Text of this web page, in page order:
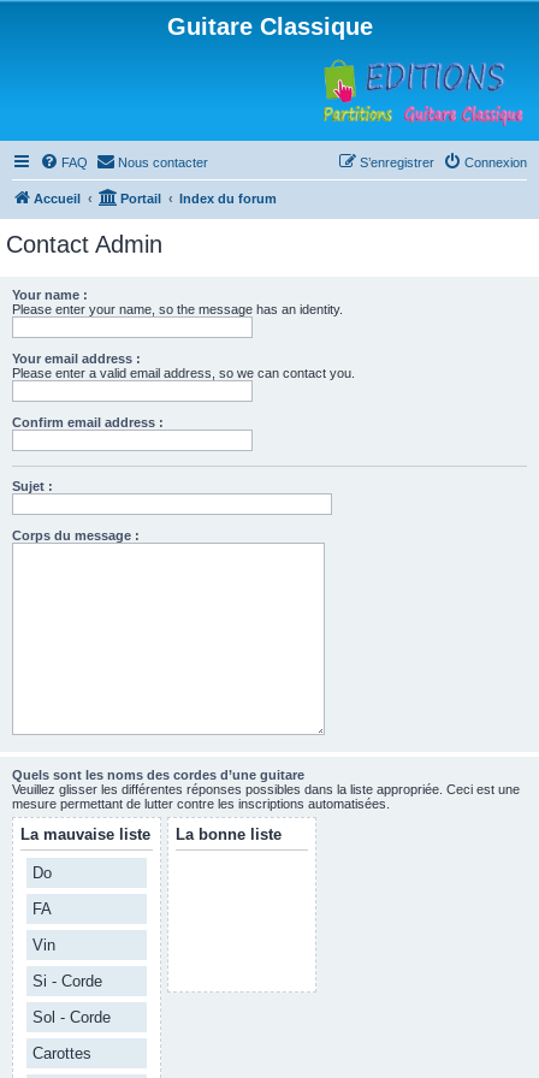
Guitare Classique
FAQ Nous contacter Connexion
S’enregistrer
Accueil Portail Index du forum
Contact Admin
Your name :
Please enter your name, so the message has an identity.
Your email address :
Please enter a valid email address, so we can contact you.
Confirm email address :
Sujet :
Corps du message :
Quels sont les noms des cordes d’une guitare
Veuillez glisser les différentes réponses possibles dans la liste appropriée. Ceci est une
mesure permettant de lutter contre les inscriptions automatisées.
La mauvaise liste
Do
FA
Vin
Si - Corde
Sol - Corde
Carottes
La bonne liste